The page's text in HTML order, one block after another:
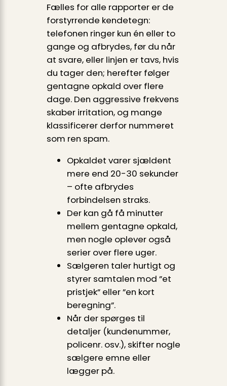
Fælles for alle rapporter er de
forstyrrende kendetegn:
telefonen ringer kun én eller to
gange og afbrydes, før du når
at svare, eller linjen er tavs, hvis
du tager den; herefter følger
gentagne opkald over flere
dage. Den aggressive frekvens
skaber irritation, og mange
klassificerer derfor nummeret
som ren spam.
Opkaldet varer sjældent
mere end 20-30 sekunder
– ofte afbrydes
forbindelsen straks.
Der kan gå få minutter
mellem gentagne opkald,
men nogle oplever også
serier over flere uger.
Sælgeren taler hurtigt og
styrer samtalen mod ”et
pristjek” eller ”en kort
beregning”.
Når der spørges til
detaljer (kundenummer,
policenr. osv.), skifter nogle
sælgere emne eller
lægger på.